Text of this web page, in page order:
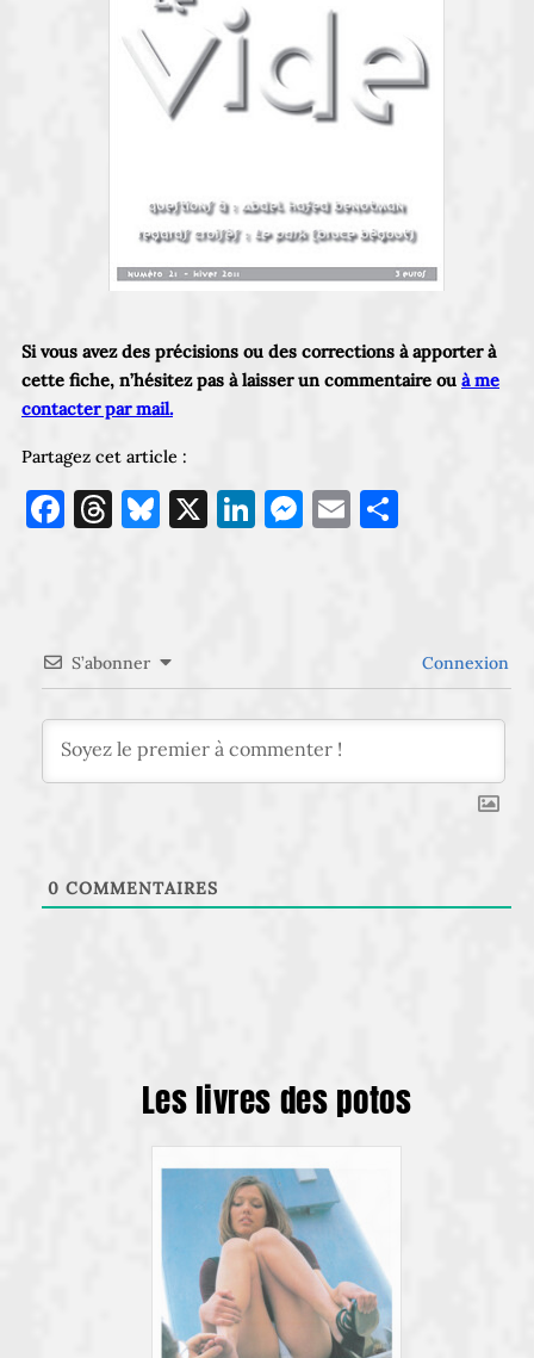
Si vous avez des précisions ou des corrections à apporter à
cette fiche, n’hésitez pas à laisser un commentaire ou à me
contacter par mail.
Partagez cet article :
Facebook
Threads
Bluesky
X LinkedIn
Messenger
Email
S’abonner Connexion
0 COMMENTAIRES
Les livres des potos